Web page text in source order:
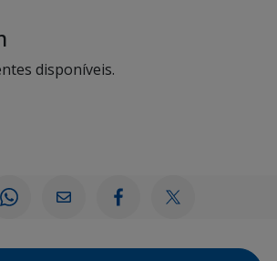
disponíveis.